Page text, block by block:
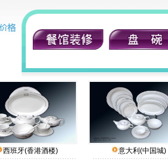
西班牙(香港酒楼) 意大利(中国城)